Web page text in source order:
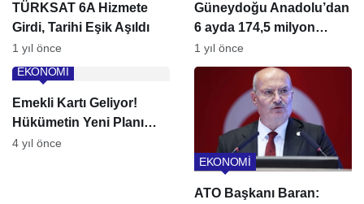
TÜRKSAT 6A Hizmete
Girdi, Tarihi Eşik Aşıldı
1 yıl önce
Güneydoğu Anadolu’dan
6 ayda 174,5 milyon
dolarlık kuru meyve
ihracatı
1 yıl önce
Emekli Kartı Geliyor!
Hükümetin Yeni Planı
Ne?
EKONOMİ
4 yıl önce
ATO Başkanı Baran:
EKONOMİ